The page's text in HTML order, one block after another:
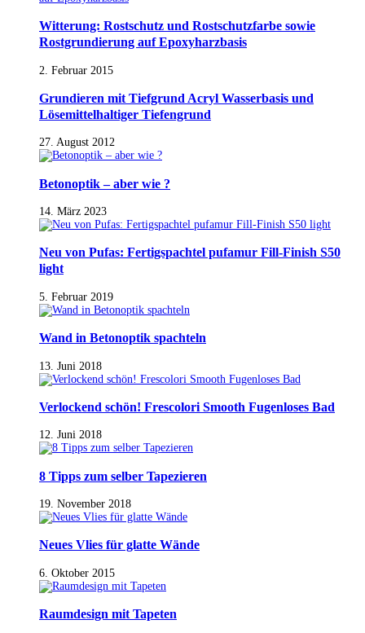
Witterung: Rostschutz und Rostschutzfarbe sowie
Rostgrundierung auf Epoxyharzbasis
2. Februar 2015
Grundieren mit Tiefgrund Acryl Wasserbasis und
Lösemittelhaltiger Tiefengrund
27. August 2012
Betonoptik – aber wie ?
14. März 2023
Neu von Pufas: Fertigspachtel pufamur Fill-Finish S50
light
5. Februar 2019
Wand in Betonoptik spachteln
13. Juni 2018
Verlockend schön! Frescolori Smooth Fugenloses Bad
12. Juni 2018
8 Tipps zum selber Tapezieren
19. November 2018
Neues Vlies für glatte Wände
6. Oktober 2015
Raumdesign mit Tapeten